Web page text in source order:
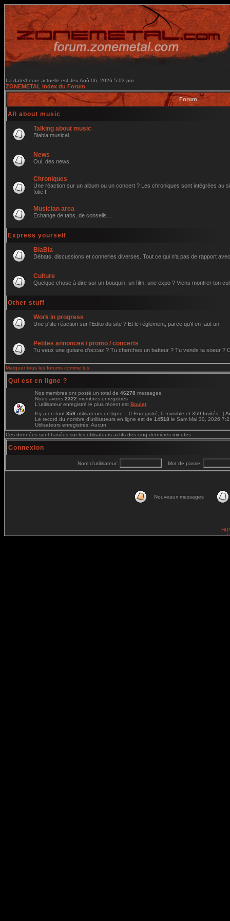
La date/heure actuelle est Jeu Aoû 06, 2026 5:03 pm
ZONEMETAL Index du Forum
Forum
All about music
Talking about music
Blabla musical...
News
Oui, des news.
Chroniques
Une réaction sur un album ou un concert ? Les chroniques sont intégrées au
folie !
Musician area
Echange de tabs, de conseils...
Express yourself
BlaBla
Débats, discussions et conneries diverses. Tout ce qui n'a pas de rapport
Culture
Quelque chose à dire sur un bouquin, un film, une expo ? Viens montrer ton
Other stuff
Work in progress
Une p'tite réaction sur l'Edito du site ? Et le réglement, parce qu'il en faut un.
Petites annonces / promo / concerts
Tu veux une guitare d'occaz ? Tu cherches un batteur ? Tu vends ta soeur ?
Marquer tous les forums comme lus
Qui est en ligne ?
Nos membres ont posté un total de 46278 messages
Nous avons 2322 membres enregistrés
L'utilisateur enregistré le plus récent est Boulet
Il y a en tout 359 utilisateurs en ligne :: 0 Enregistré, 0 Invisible et 359 Invités [
Le record du nombre d'utilisateurs en ligne est de 14518 le Sam Mai 30, 2026
Utilisateurs enregistrés: Aucun
Ces données sont basées sur les utilisateurs actifs des cinq dernières minutes
Connexion
Nom d'utilisateur: Mot de passe:
Nouveaux messages